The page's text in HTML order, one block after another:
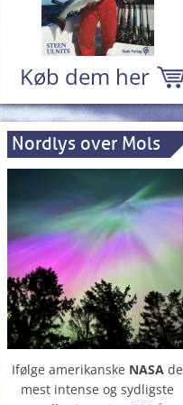
Køb dem her
Nordlys over Mols
Ifølge amerikanske NASA de
mest intense og sydligste